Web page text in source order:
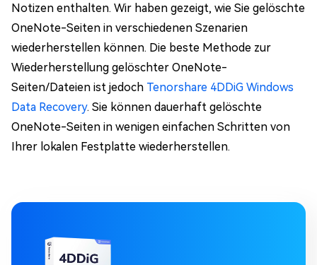
Notizen enthalten. Wir haben gezeigt, wie Sie gelöschte
OneNote-Seiten in verschiedenen Szenarien
wiederherstellen können. Die beste Methode zur
Wiederherstellung gelöschter OneNote-
Seiten/Dateien ist jedoch Tenorshare 4DDiG Windows
Data Recovery. Sie können dauerhaft gelöschte
OneNote-Seiten in wenigen einfachen Schritten von
Ihrer lokalen Festplatte wiederherstellen.